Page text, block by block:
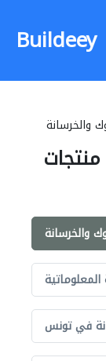
Buildeey
والخرسانة
والخرسانة
المعلوماتية
في تونس